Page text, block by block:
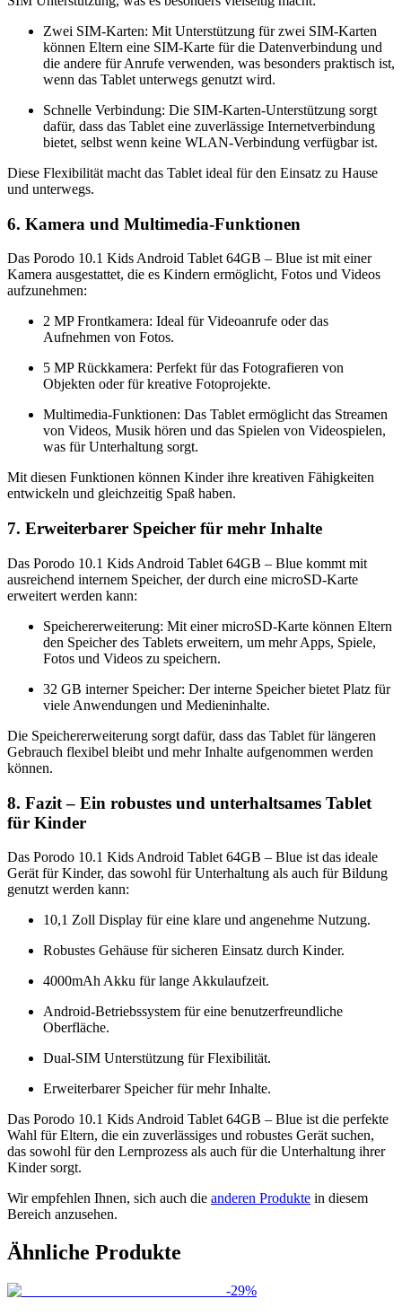
Zwei SIM-Karten: Mit Unterstützung für zwei SIM-Karten
können Eltern eine SIM-Karte für die Datenverbindung und
die andere für Anrufe verwenden, was besonders praktisch ist,
wenn das Tablet unterwegs genutzt wird.
Schnelle Verbindung: Die SIM-Karten-Unterstützung sorgt
dafür, dass das Tablet eine zuverlässige Internetverbindung
bietet, selbst wenn keine WLAN-Verbindung verfügbar ist.
Diese Flexibilität macht das Tablet ideal für den Einsatz zu Hause
und unterwegs.
6. Kamera und Multimedia-Funktionen
Das Porodo 10.1 Kids Android Tablet 64GB – Blue ist mit einer
Kamera ausgestattet, die es Kindern ermöglicht, Fotos und Videos
aufzunehmen:
2 MP Frontkamera: Ideal für Videoanrufe oder das
Aufnehmen von Fotos.
5 MP Rückkamera: Perfekt für das Fotografieren von
Objekten oder für kreative Fotoprojekte.
Multimedia-Funktionen: Das Tablet ermöglicht das Streamen
von Videos, Musik hören und das Spielen von Videospielen,
was für Unterhaltung sorgt.
Mit diesen Funktionen können Kinder ihre kreativen Fähigkeiten
entwickeln und gleichzeitig Spaß haben.
7. Erweiterbarer Speicher für mehr Inhalte
Das Porodo 10.1 Kids Android Tablet 64GB – Blue kommt mit
ausreichend internem Speicher, der durch eine microSD-Karte
erweitert werden kann:
Speichererweiterung: Mit einer microSD-Karte können Eltern
den Speicher des Tablets erweitern, um mehr Apps, Spiele,
Fotos und Videos zu speichern.
32 GB interner Speicher: Der interne Speicher bietet Platz für
viele Anwendungen und Medieninhalte.
Die Speichererweiterung sorgt dafür, dass das Tablet für längeren
Gebrauch flexibel bleibt und mehr Inhalte aufgenommen werden
können.
8. Fazit – Ein robustes und unterhaltsames Tablet
für Kinder
Das Porodo 10.1 Kids Android Tablet 64GB – Blue ist das ideale
Gerät für Kinder, das sowohl für Unterhaltung als auch für Bildung
genutzt werden kann:
10,1 Zoll Display für eine klare und angenehme Nutzung.
Robustes Gehäuse für sicheren Einsatz durch Kinder.
4000mAh Akku für lange Akkulaufzeit.
Android-Betriebssystem für eine benutzerfreundliche
Oberfläche.
Dual-SIM Unterstützung für Flexibilität.
Erweiterbarer Speicher für mehr Inhalte.
Das Porodo 10.1 Kids Android Tablet 64GB – Blue ist die perfekte
Wahl für Eltern, die ein zuverlässiges und robustes Gerät suchen,
das sowohl für den Lernprozess als auch für die Unterhaltung ihrer
Kinder sorgt.
Wir empfehlen Ihnen, sich auch die anderen Produkte in diesem
Bereich anzusehen.
Ähnliche Produkte
-29%